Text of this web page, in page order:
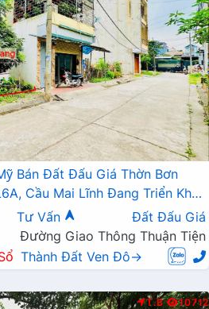
Bán Đất Đấu Giá Thờn Bơn
Cầu Mai Lĩnh Đang Triển Khai
Tư Vấn
Đất Đấu Giá
Đường Giao Thông Thuận Tiện
Thành Đất Ven Đô→
T.B 10712